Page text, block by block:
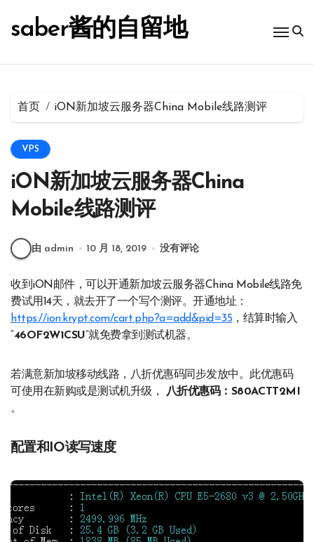
saber酱的自留地
首页 iON新加坡云服务器China Mobile线路测评
VPS
iON新加坡云服务器China
Mobile线路测评
由 admin 10 月 18, 2019 没有评论
收到iON邮件，可以开通新加坡云服务器China Mobile线路免
费试用14天，就去开了一个写个测评。开通地址：
https://ion.krypt.com/cart.php?a=add&pid=35，结算时输入
“46OF2W1CSU”就免费拿到测试机器。
若满意新加坡移动线路，八折优惠码同步发放中。此优惠码
可使用在新购或是测试机升级， 八折优惠码：S80ACTT2MI
。
配置和IO读写速度